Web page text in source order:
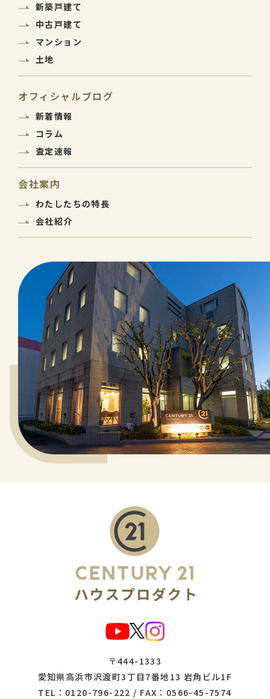
新築戸建て
中古戸建て
マンション
土地
オフィシャルブログ
新着情報
コラム
査定速報
会社案内
わたしたちの特長
会社紹介
〒444-1333
愛知県高浜市沢渡町3丁目7番地13 岩角ビル1F
TEL： 0120-796-222 / FAX：0566-45-7574